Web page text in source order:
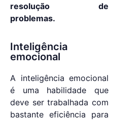
resolução de
problemas.
Inteligência
emocional
A inteligência emocional
é uma habilidade que
deve ser trabalhada com
bastante eficiência para